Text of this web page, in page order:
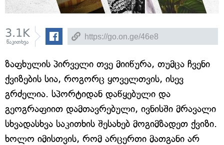
3.1K
წაკითხვა
ზაფხულის პირველი თვე მიიწურა, თუმცა ჩვენი
ქვიზების სია, როგორც ყოველთვის, ისევ
გრძელია. სპორტიდან დაწყებული და
გეოგრაფიით დამთავრებული, ივნისში მრავალი
სხვადასხვა საკითხის შესახებ მოგიმზადეთ ქვიზი.
ხოლო იმისთვის, რომ არცერთი მათგანი არ